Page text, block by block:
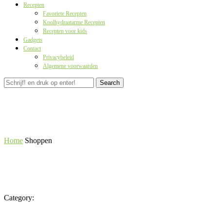
Recepten
Favoriete Recepten
Koolhydraatarme Recepten
Recepten voor kids
Gadgets
Contact
Privacybeleid
Algemene voorwaarden
Search
Home Shoppen
Category: